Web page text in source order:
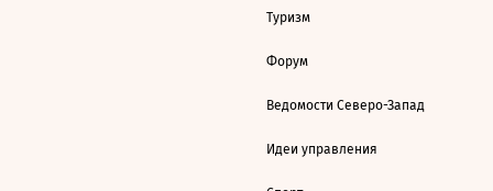
Туризм
Форум
Ведомости Северо-Запад
Идеи управления